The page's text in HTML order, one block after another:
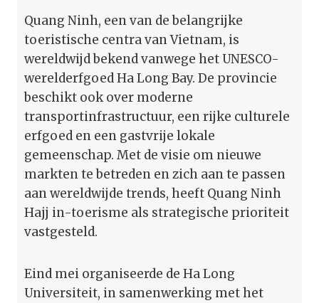
Quang Ninh, een van de belangrijke
toeristische centra van Vietnam, is
wereldwijd bekend vanwege het UNESCO-
werelderfgoed Ha Long Bay. De provincie
beschikt ook over moderne
transportinfrastructuur, een rijke culturele
erfgoed en een gastvrije lokale
gemeenschap. Met de visie om nieuwe
markten te betreden en zich aan te passen
aan wereldwijde trends, heeft Quang Ninh
Hajj in-toerisme als strategische prioriteit
vastgesteld.
Eind mei organiseerde de Ha Long
Universiteit, in samenwerking met het